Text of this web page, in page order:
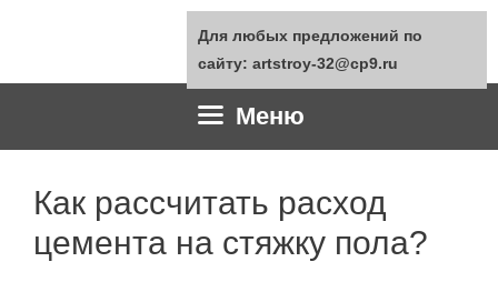
содержимому
Меню
Как рассчитать расход
цемента на стяжку пола?
Для любых предложений по
сайту: artstroy-32@cp9.ru